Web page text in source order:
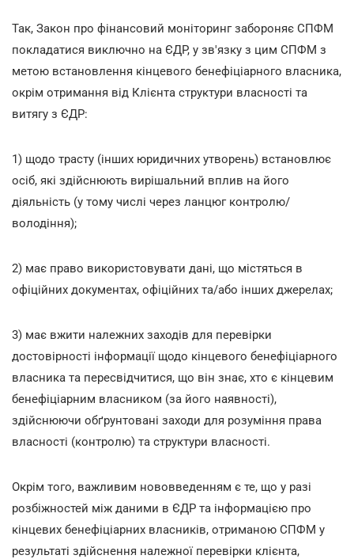
Так, Закон про фінансовий моніторинг забороняє СПФМ
покладатися виключно на ЄДР, у зв'язку з цим СПФМ з
метою встановлення кінцевого бенефіціарного власника,
окрім отримання від Клієнта структури власності та
витягу з ЄДР:
1) щодо трасту (інших юридичних утворень) встановлює
осіб, які здійснюють вирішальний вплив на його
діяльність (у тому числі через ланцюг контролю/
володіння);
2) має право використовувати дані, що містяться в
офіційних документах, офіційних та/або інших джерелах;
3) має вжити належних заходів для перевірки
достовірності інформації щодо кінцевого бенефіціарного
власника та пересвідчитися, що він знає, хто є кінцевим
бенефіціарним власником (за його наявності),
здійснюючи обґрунтовані заходи для розуміння права
власності (контролю) та структури власності.
Окрім того, важливим нововведенням є те, що у разі
розбіжностей між даними в ЄДР та інформацією про
кінцевих бенефіціарних власників, отриманою СПФМ у
результаті здійснення належної перевірки клієнта,